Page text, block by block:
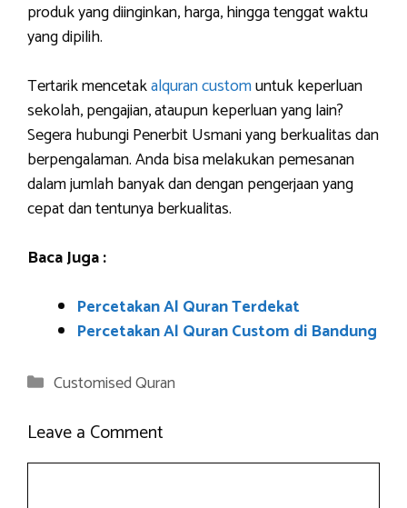
produk yang diinginkan, harga, hingga tenggat waktu
yang dipilih.
Tertarik mencetakalquran customuntuk keperluan
sekolah, pengajian, ataupun keperluan yang lain?
Segera hubungi Penerbit Usmani yang berkualitas dan
berpengalaman. Anda bisa melakukan pemesanan
dalam jumlah banyak dan dengan pengerjaan yang
cepat dan tentunya berkualitas.
Baca Juga :
Percetakan Al Quran Terdekat
Percetakan Al Quran Custom di Bandung
Categories
Customised Quran
Leave a Comment